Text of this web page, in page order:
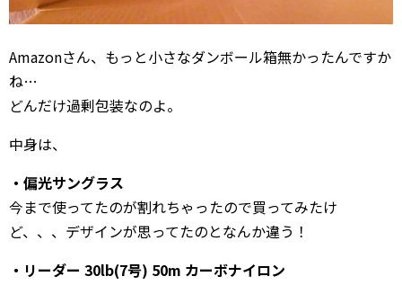
Amazonさん、もっと小さなダンボール箱無かったんですか
ね…
どんだけ過剰包装なのよ。
中身は、
・偏光サングラス
今まで使ってたのが割れちゃったので買ってみたけ
ど、、、デザインが思ってたのとなんか違う！
・リーダー 30lb(7号) 50m カーボナイロン